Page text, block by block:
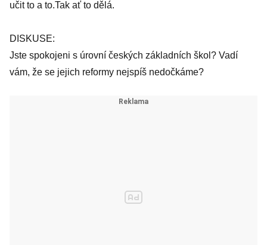
učit to a to.Tak ať to dělá.
DISKUSE:
Jste spokojeni s úrovní českých základních škol? Vadí
vám, že se jejich reformy nejspíš nedočkáme?